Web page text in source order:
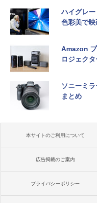
ハイグレ
色彩美で
Amazon
ロジェク
ソニーミ
まとめ
本サイトのご利用について
広告掲載のご案内
プライバシーポリシー